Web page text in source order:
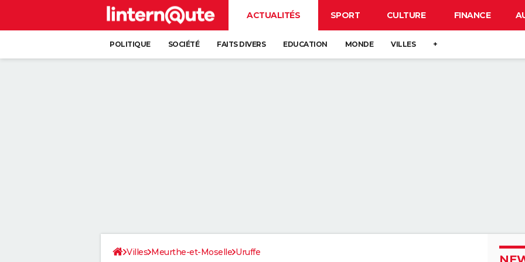
ACTUALITÉS SPORT CULTURE FINANCE
POLITIQUE SOCIÉTÉ FAITS DIVERS EDUCATION MONDE VILLES +
Villes Meurthe-et-Moselle Uruffe